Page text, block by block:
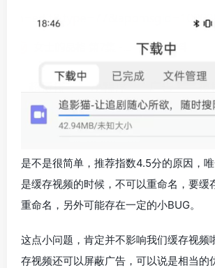
是不是很简单，推荐指数4.5分的原因，
是缓存视频的时候，不可以重命名，要缓
重命名，另外可能存在一定的小BUG。
这点小问题，肯定并不影响我们缓存视频
存视频还可以屏蔽广告，可以说是相当的